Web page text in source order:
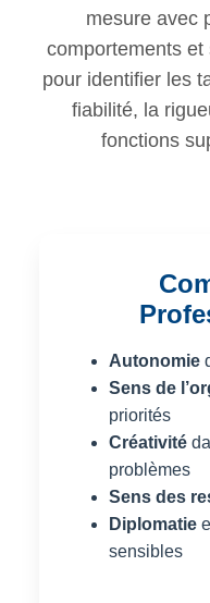
mesure avec
comportements
pour identifier les
fiabilité, la
fonctions
Autonomie
Sens de
priorités
Créativité
problèmes
Sens des
Diplomatie
sensibles